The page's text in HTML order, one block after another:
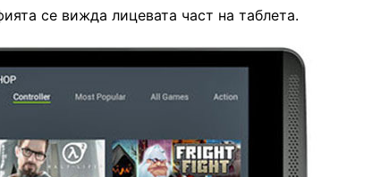
се вижда лицевата част на таблета.